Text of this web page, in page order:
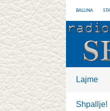
BALLINA
Lajme
Shpallje!